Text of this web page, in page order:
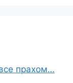
прахом…